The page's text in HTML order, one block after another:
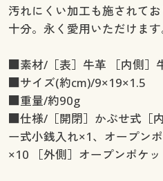
汚れにくい加工も施されて
十分。永く愛用いただけます
■素材/［表］牛革 ［内側］
■サイズ(約cm)/9×19×1.5
■重量/約90g
■仕様/［開閉］かぶせ式［
ー式小銭入れ×1、オープン
×10 ［外側］オープンポケッ